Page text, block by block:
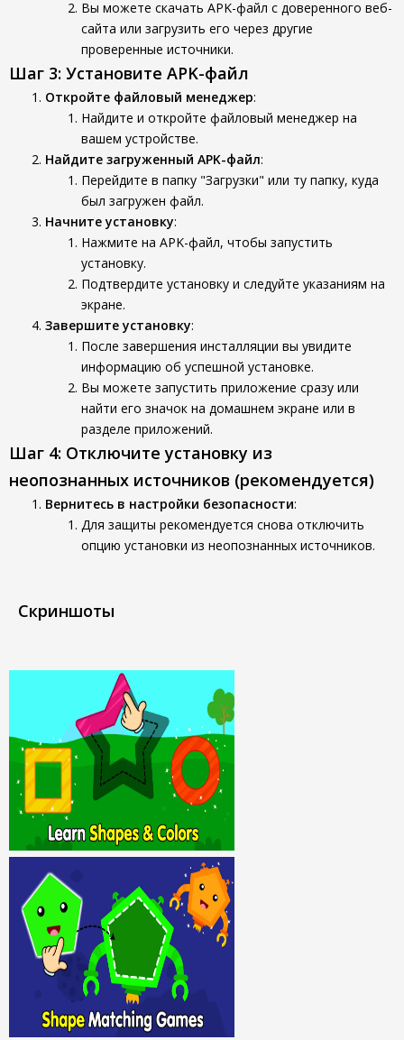
Вы можете скачать APK-файл с доверенного веб-
сайта или загрузить его через другие
проверенные источники.
Шаг 3: Установите APK-файл
Откройте файловый менеджер:
Найдите и откройте файловый менеджер на
вашем устройстве.
Найдите загруженный APK-файл:
Перейдите в папку "Загрузки" или ту папку, куда
был загружен файл.
Начните установку:
Нажмите на APK-файл, чтобы запустить
установку.
Подтвердите установку и следуйте указаниям на
экране.
Завершите установку:
После завершения инсталляции вы увидите
информацию об успешной установке.
Вы можете запустить приложение сразу или
найти его значок на домашнем экране или в
разделе приложений.
Шаг 4: Отключите установку из
неопознанных источников (рекомендуется)
Вернитесь в настройки безопасности:
Для защиты рекомендуется снова отключить
опцию установки из неопознанных источников.
Скриншоты